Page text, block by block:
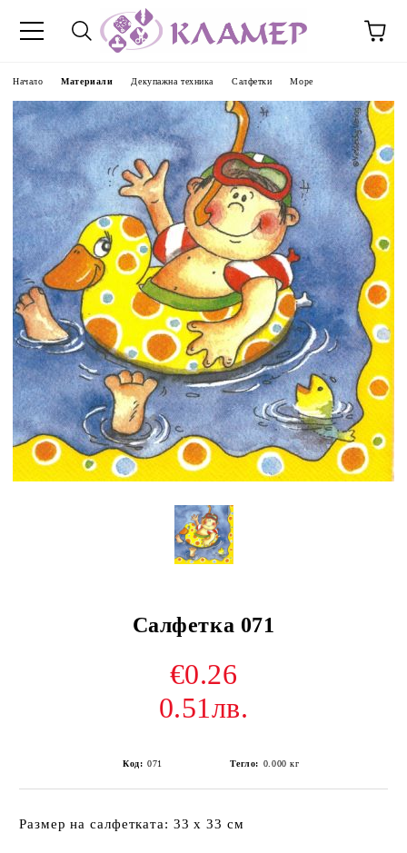
Начало Материали Декупажна техника Салфетки Море
Салфетка 071
€0.26
0.51лв.
Код: 071 Тегло: 0.000 кг
Размер на салфетката: 33 х 33 см